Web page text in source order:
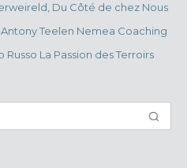
Du Côté de chez Nous
Teelen Nemea Coaching
La Passion des Terroirs